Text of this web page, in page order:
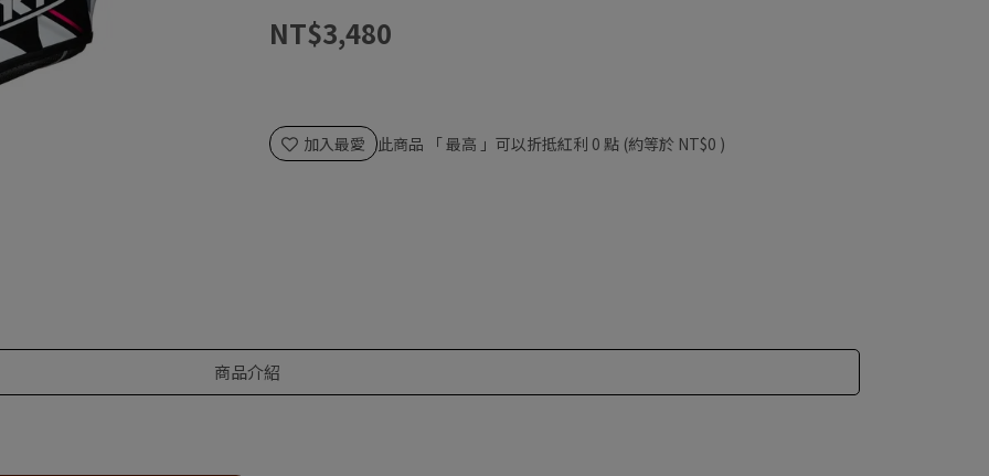
NT$3,480
加入最愛 此商品 「 最高 」可以折抵紅利 0 點 (約等於 NT$0 )
商品介紹